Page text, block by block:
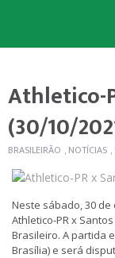
Athletico-
(30/10/
BRASILEIRÃO , NOTÍCIAS ,
Neste sábado, 30
Athletico-PR x
Brasileiro. A partida
Brasília) e será